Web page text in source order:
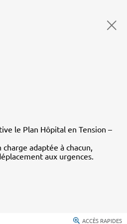
le Plan Hôpital en Tension –
adaptée à chacun,
aux urgences.
ACCÈS RAPIDES